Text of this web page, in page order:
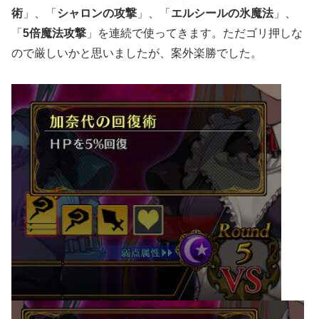
術 」、「 シャロンの攻撃 」、「 エルシールの氷魔法」、
「 5倍魔法攻撃 」を連続で使ってきます。ただゴリ押しな
ので厳しいかと思いましたが、案外楽勝でした。